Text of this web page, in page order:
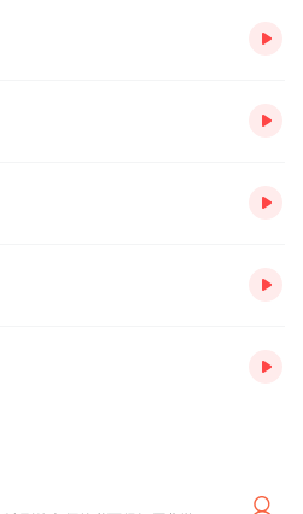
驸马
，煌煌万古功
救我华夏民
今朝更腾飞
，访神州大地
神州出圣贤
不信海难平
仙乐绕昆仑
大圣，屹立天地间
君
歹念
把刀